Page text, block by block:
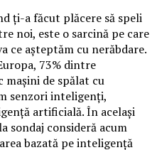
ți-a făcut plăcere să speli
noi, este o sarcină pe care
ce așteptăm cu nerăbdare.
73% dintre
mașini de spălat cu
senzori inteligenți,
artificială. În același
sondaj consideră acum
bazată pe inteligență